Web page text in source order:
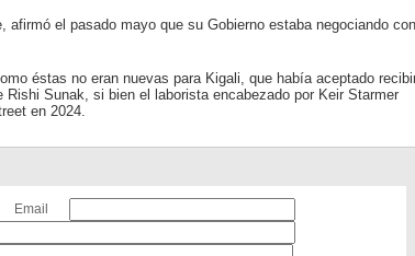
el pasado mayo que su Gobierno estaba negociando con
éstas no eran nuevas para Kigali, que había aceptado
Sunak, si bien el laborista encabezado por Keir Starmer
en 2024.
Email